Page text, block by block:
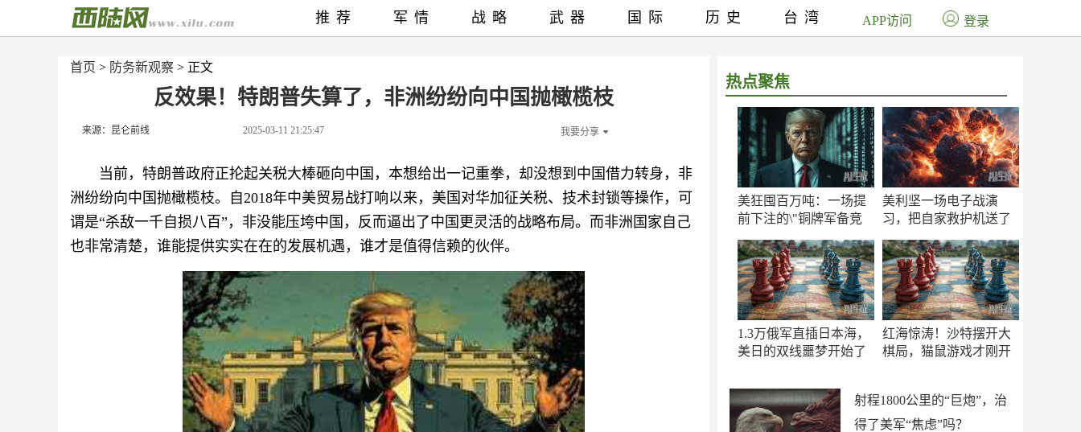
首页 > 防务新观察 > 正文
反效果！特朗普失算了，非洲纷纷向中国抛橄榄枝
来源：昆仑前线 2025-03-11 21:25:47 我要分享
当前，特朗普政府正抡起关税大棒砸向中国，本想给出一记重拳，却没想到中国借力转身，非
洲纷纷向中国抛橄榄枝。自2018年中美贸易战打响以来，美国对华加征关税、技术封锁等操作，可
谓是“杀敌一千自损八百”，非没能压垮中国，反而逼出了中国更灵活的战略布局。而非洲国家自己
也非常清楚，谁能提供实实在在的发展机遇，谁才是值得信赖的伙伴。
热点聚焦
美狂囤百万吨：一场提
前下注的\"铜牌军备竞
美利坚一场电子战演
习，把自家救护机送了
1.3万俄军直插日本海，
美日的双线噩梦开始了
红海惊涛！沙特摆开大
棋局，猫鼠游戏才刚开
射程1800公里的“巨炮”，治
得了美军“焦虑”吗？
推荐 军情 战略 武器 国际 历史 台湾 APP访问 登录